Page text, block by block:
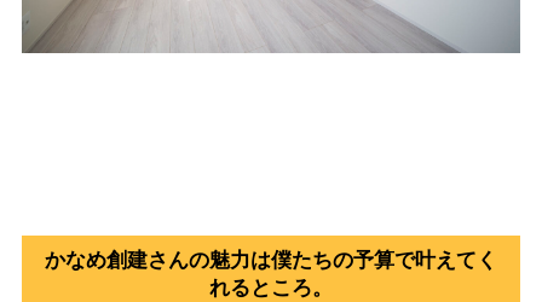
かなめ創建さんの魅力は僕たちの予算で叶えてく
れるところ。